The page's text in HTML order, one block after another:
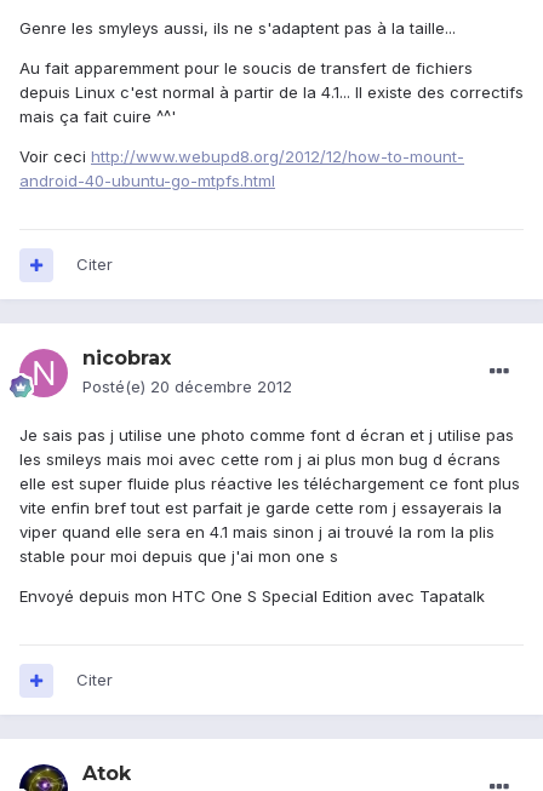
Genre les smyleys aussi, ils ne s'adaptent pas à la taille...
Au fait apparemment pour le soucis de transfert de fichiers
depuis Linux c'est normal à partir de la 4.1... Il existe des correctifs
mais ça fait cuire ^^'
Voir ceci http://www.webupd8.org/2012/12/how-to-mount-
android-40-ubuntu-go-mtpfs.html
Citer
nicobrax
Posté(e) 20 décembre 2012
Je sais pas j utilise une photo comme font d écran et j utilise pas
les smileys mais moi avec cette rom j ai plus mon bug d écrans
elle est super fluide plus réactive les téléchargement ce font plus
vite enfin bref tout est parfait je garde cette rom j essayerais la
viper quand elle sera en 4.1 mais sinon j ai trouvé la rom la plis
stable pour moi depuis que j'ai mon one s
Envoyé depuis mon HTC One S Special Edition avec Tapatalk
Citer
Atok